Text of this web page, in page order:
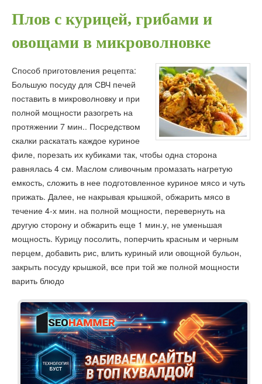
Плов с курицей, грибами и
овощами в микроволновке
Способ приготовления рецепта:
Большую посуду для СВЧ печей
поставить в микроволновку и при
полной мощности разогреть на
протяжении 7 мин.. Посредством
скалки раскатать каждое куриное
филе, порезать их кубиками так, чтобы одна сторона
равнялась 4 см. Маслом сливочным промазать нагретую
емкость, сложить в нее подготовленное куриное мясо и чуть
прижать. Далее, не накрывая крышкой, обжарить мясо в
течение 4-х мин. на полной мощности, перевернуть на
другую сторону и обжарить еще 1 мин.у, не уменьшая
мощность. Курицу посолить, поперчить красным и черным
перцем, добавить рис, влить куриный или овощной бульон,
закрыть посуду крышкой, все при той же полной мощности
варить блюдо